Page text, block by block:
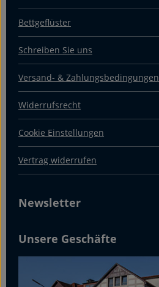
Bettgeflüster
Schreiben Sie uns
Versand- & Zahlungsbedingungen
Widerrufsrecht
Cookie Einstellungen
Vertrag widerrufen
Newsletter
Unsere Geschäfte